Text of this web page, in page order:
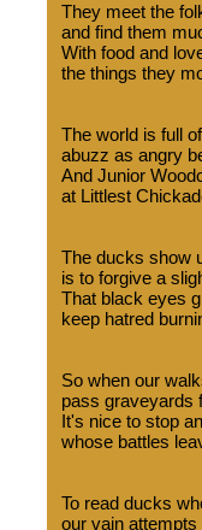
They meet the
and find them
With food and
the things they
The world is full
abuzz as angry
And Junior
at Littlest
The ducks show
is to forgive a
That black eyes
keep hatred
So when our
pass graveyards
It's nice to stop
whose battles
To read ducks
our vain attempts